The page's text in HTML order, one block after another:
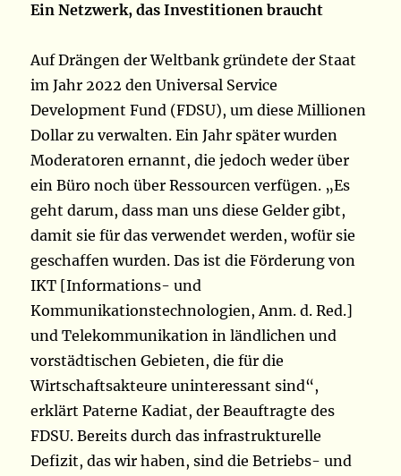
Ein Netzwerk, das Investitionen braucht
Auf Drängen der Weltbank gründete der Staat
im Jahr 2022 den Universal Service
Development Fund (FDSU), um diese Millionen
Dollar zu verwalten. Ein Jahr später wurden
Moderatoren ernannt, die jedoch weder über
ein Büro noch über Ressourcen verfügen. „Es
geht darum, dass man uns diese Gelder gibt,
damit sie für das verwendet werden, wofür sie
geschaffen wurden. Das ist die Förderung von
IKT [Informations- und
Kommunikationstechnologien, Anm. d. Red.]
und Telekommunikation in ländlichen und
vorstädtischen Gebieten, die für die
Wirtschaftsakteure uninteressant sind“,
erklärt Paterne Kadiat, der Beauftragte des
FDSU. Bereits durch das infrastrukturelle
Defizit, das wir haben, sind die Betriebs- und